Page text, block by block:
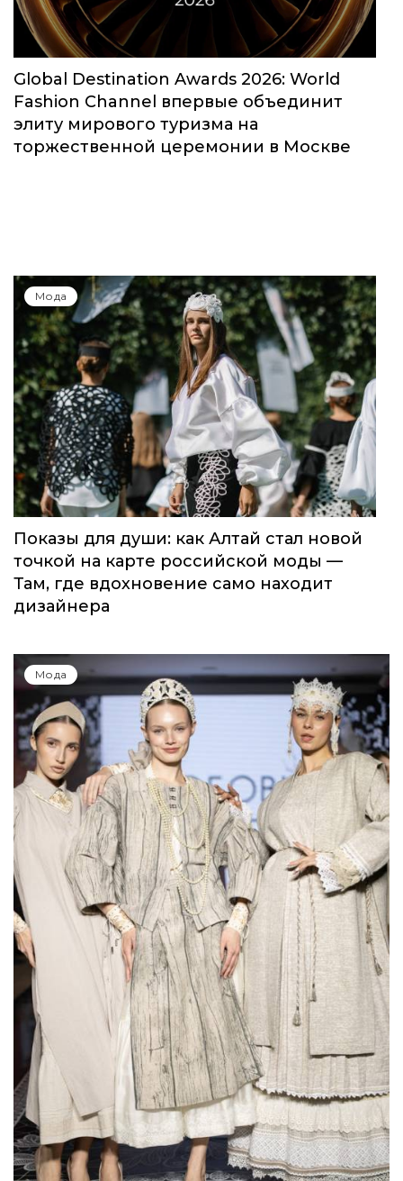
Global Destination Awards 2026: World
Fashion Channel впервые объединит
элиту мирового туризма на
торжественной церемонии в Москве
Мода
Показы для души: как Алтай стал новой
точкой на карте российской моды —
Там, где вдохновение само находит
дизайнера
Мода